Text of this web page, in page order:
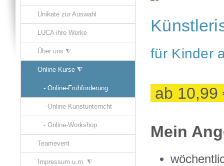
Unikate zur Auswahl
LUCA ihre Werke
Über uns ⧨
Online-Kurse ⧨
- Online-Frühförderung
- Online-Kunstunterricht
- Online-Workshop
Teamevent
Impressum u.m. ⧨
für Kinder
ab 10,99
Mein